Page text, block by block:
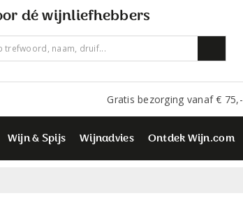
dé wijnliefhebbers
Gratis bezorging vanaf € 75,-
Wijn & Spijs Wijnadvies Ontdek Wijn.com